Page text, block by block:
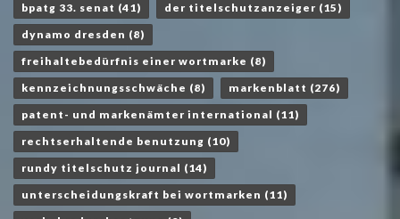
bpatg 33. senat (41) der titelschutzanzeiger (15)
dynamo dresden (8)
freihaltebedürfnis einer wortmarke (8)
kennzeichnungsschwäche (8) markenblatt (276)
patent- und markenämter international (11)
rechtserhaltende benutzung (10)
rundy titelschutz journal (14)
unterscheidungskraft bei wortmarken (11)